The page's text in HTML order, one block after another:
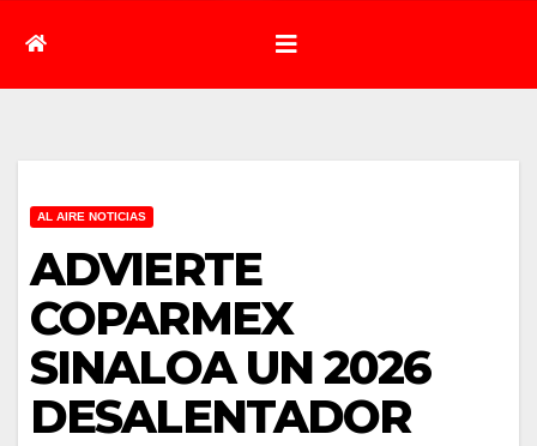
AL AIRE NOTICIAS
ADVIERTE
COPARMEX
SINALOA UN 2026
DESALENTADOR